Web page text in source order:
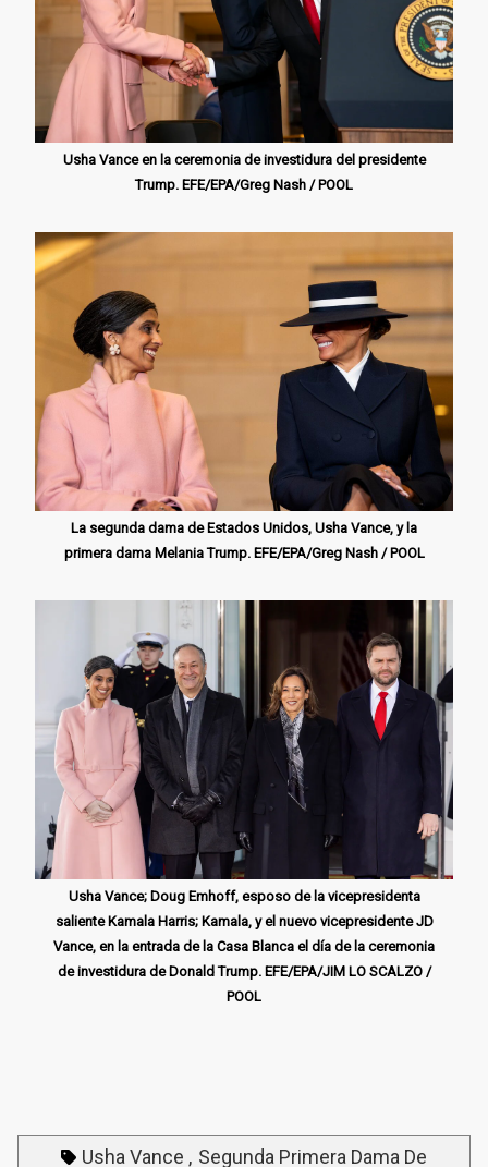
Usha Vance en la ceremonia de investidura del presidente
Trump. EFE/EPA/Greg Nash / POOL
La segunda dama de Estados Unidos, Usha Vance, y la
primera dama Melania Trump. EFE/EPA/Greg Nash / POOL
Usha Vance; Doug Emhoff, esposo de la vicepresidenta
saliente Kamala Harris; Kamala, y el nuevo vicepresidente JD
Vance, en la entrada de la Casa Blanca el día de la ceremonia
de investidura de Donald Trump. EFE/EPA/JIM LO SCALZO /
POOL
Usha Vance Segunda Primera Dama De